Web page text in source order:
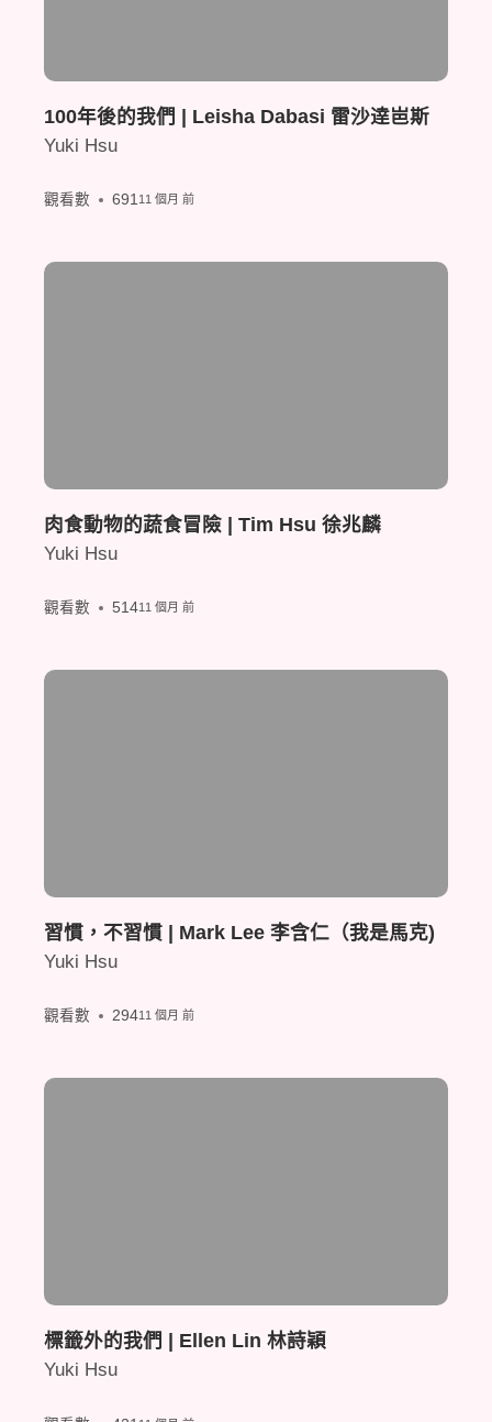
100年後的我們 | Leisha Dabasi 雷沙逹岜斯
Yuki Hsu
觀看數 69111 個月 前
肉食動物的蔬食冒險 | Tim Hsu 徐兆麟
Yuki Hsu
觀看數 51411 個月 前
習慣，不習慣 | Mark Lee 李含仁（我是馬克)
Yuki Hsu
觀看數 29411 個月 前
標籤外的我們 | Ellen Lin 林詩穎
Yuki Hsu